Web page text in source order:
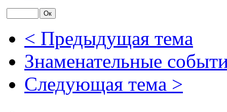
< Предыдущая тема
Знаменательные
Следующая тема >